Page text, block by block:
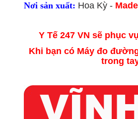
Nơi sản xuất: Hoa Kỳ -
Y Tế 247 VN sẽ phục
Khi bạn có Máy đo
trong